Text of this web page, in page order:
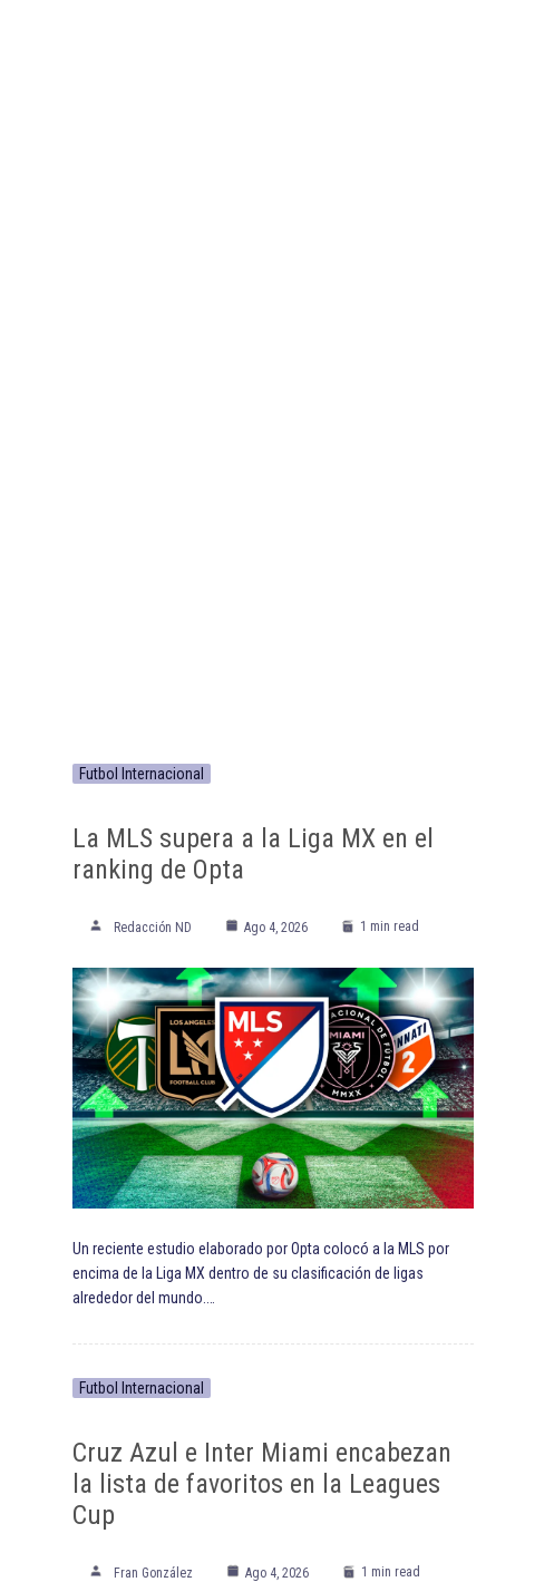
Futbol Internacional
La MLS supera a la Liga MX en el
ranking de Opta
Redacción ND Ago 4, 2026 1 min read
Un reciente estudio elaborado por Opta colocó a la MLS por
encima de la Liga MX dentro de su clasificación de ligas
alrededor del mundo.…
Futbol Internacional
Cruz Azul e Inter Miami encabezan
la lista de favoritos en la Leagues
Cup
Fran González Ago 4, 2026 1 min read